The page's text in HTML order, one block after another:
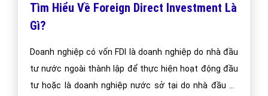
Tìm Hiểu Về Foreign Direct Investment Là
Gì?
Doanh nghiệp có vốn FDI là doanh nghiệp do nhà đầu
tư nước ngoài thành lập để thực hiện hoạt động đầu
tư hoặc là doanh nghiệp nước sở tại do nhà đầu tư